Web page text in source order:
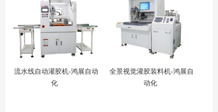
流水线自动灌胶机-鸿展自动
化
全景视觉灌胶装料机-鸿展自
动化